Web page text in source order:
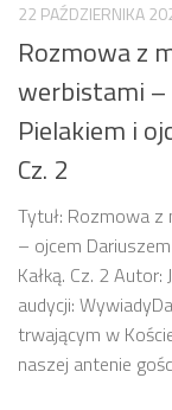
22 PAŹDZIERNIKA
Rozmowa z
werbistami –
Pielakiem i
Cz. 2
Tytuł: Rozmowa
– ojcem
Kałką. Cz. 2
audycji:
trwającym w
naszej antenie